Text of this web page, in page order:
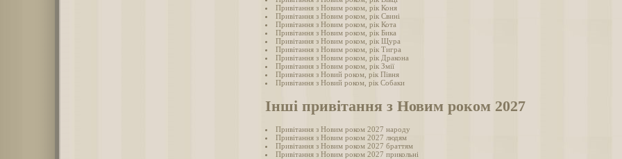
Привітання з Новим роком, рік Коня
Привітання з Новим роком, рік Свині
Привітання з Новим роком, рік Кота
Привітання з Новим роком, рік Бика
Привітання з Новим роком, рік Щура
Привітання з Новим роком, рік Тигра
Привітання з Новим роком, рік Дракона
Привітання з Новим роком, рік Змії
Привітання з Новий роком, рік Півня
Привітання з Новий роком, рік Собаки
Інші привітання з Новим роком 2027
Привітання з Новим роком 2027 народу
Привітання з Новим роком 2027 людям
Привітання з Новим роком 2027 браттям
Привітання з Новим роком 2027 прикольні